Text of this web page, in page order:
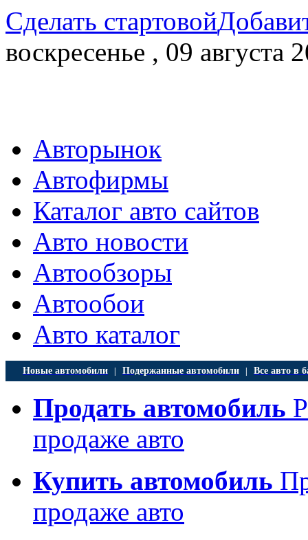
Сделать стартовой
воскресенье , 09 августа
Авторынок
Автофирмы
Каталог авто сайтов
Авто новости
Автообзоры
Автообои
Авто каталог
Новые автомобили Подержанные автомобили Все авто в
Продать автомобиль
продаже авто
Купить автомобиль
продаже авто